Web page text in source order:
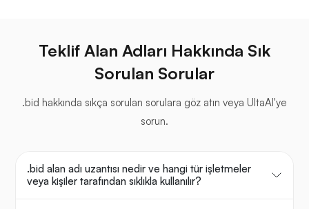
Teklif Alan Adları Hakkında Sık
Sorulan Sorular
.bid hakkında sıkça sorulan sorulara göz atın veya UltaAI'ye
sorun.
.bid alan adı uzantısı nedir ve hangi tür işletmeler
veya kişiler tarafından sıklıkla kullanılır?